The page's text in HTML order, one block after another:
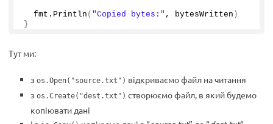
  fmt.
Println ( "Copied bytes:" , bytesWritten )
}
Тут ми:
з os.Open("source.txt") відкриваємо файл на читання
з os.Create("dest.txt") створюємо файл, в який будемо
копіювати дані